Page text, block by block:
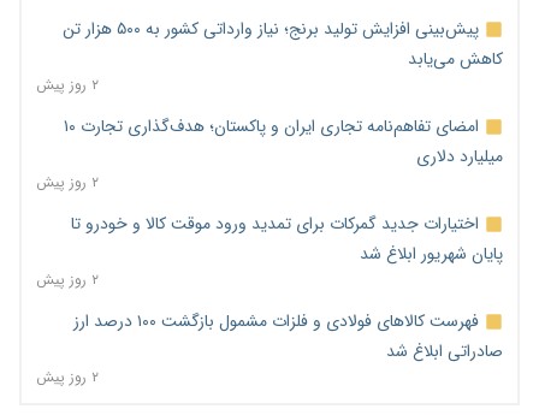
پیش‌بینی افزایش تولید برنج؛ نیاز وارداتی کشور به ۵۰۰ هزار تن
کاهش می‌یابد
۲ روز پیش
امضای تفاهم‌نامه تجاری ایران و پاکستان؛ هدف‌گذاری تجارت ۱۰
میلیارد دلاری
۲ روز پیش
اختیارات جدید گمرکات برای تمدید ورود موقت کالا و خودرو تا
پایان شهریور ابلاغ شد
۲ روز پیش
فهرست کالاهای فولادی و فلزات مشمول بازگشت ۱۰۰ درصد ارز
صادراتی ابلاغ شد
۲ روز پیش